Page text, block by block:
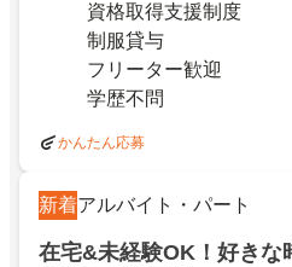
資格取得支援制度
制服貸与
フリーター歓迎
学歴不問
かんたん応募
新着アルバイト・パート
在宅&未経験OK！好きな